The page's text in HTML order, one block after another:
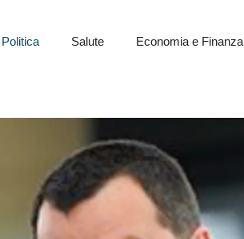
Politica Salute Economia e Finanza